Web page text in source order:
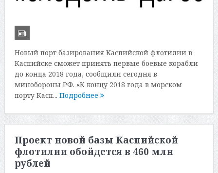
Новый порт базирования Каспийской флотилии в
Каспийске сможет принять первые боевые корабли
до конца 2018 года, сообщили сегодня в
минобороны РФ. «К концу 2018 года в морском
порту Касп... Подробнее
Проект новой базы Каспийской
флотилии обойдется в 460 млн
рублей